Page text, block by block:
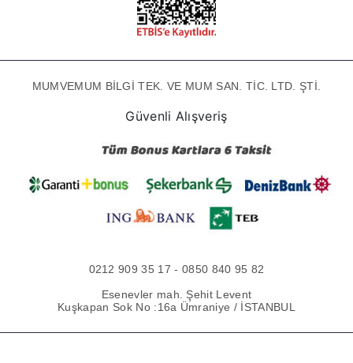
MUMVEMUM BİLGİ TEK. VE MUM SAN. TİC. LTD. ŞTİ.
Güvenli Alışveriş
0212 909 35 17 - 0850 840 95 82
Esenevler mah. Şehit Levent
Kuşkapan Sok No :16a Ümraniye / İSTANBUL